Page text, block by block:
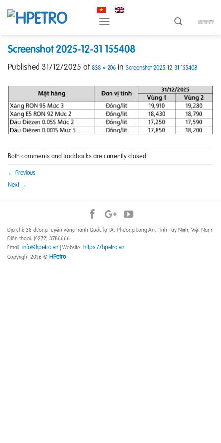
content
Screenshot 2025-12-31 155408
Published 31/12/2025 at 838 × 206 in Screenshot 2025-12-31 155408
Both comments and trackbacks are currently closed.
← Previous
Next →
Địa chỉ: 38 đường tuyến vòng tránh Quốc lộ 1A, Phường Long An, Tỉnh Tây Ninh, Việt Nam.
Điện thoại: (0272) 3786666
Email: info@hpetro.vn | Website: https://hpetro.vn
Copyright 2026 © HPetro